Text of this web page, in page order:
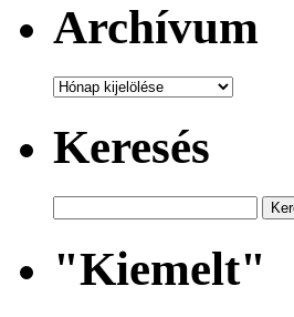
Archívum
Archívum
Keresés
"Kiemelt"